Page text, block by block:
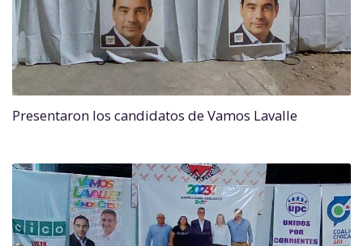
Presentaron los candidatos de Vamos Lavalle